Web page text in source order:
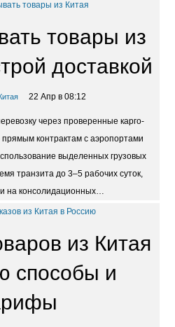
товары из
доставкой
22 Апр в 08:12
через проверенные карго-
контрактам с аэропортами
выделенных грузовых
транзита до 3–5 рабочих суток,
на консолидационных…
из Китая
способы и